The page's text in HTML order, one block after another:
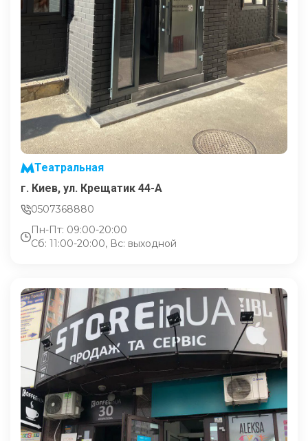
Театральная
г. Киев, ул. Крещатик 44-А
0507368880
Пн-Пт: 09:00-20:00
Сб: 11:00-20:00, Вс: выходной